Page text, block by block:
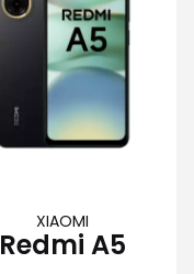
XIAOMI
Redmi A5